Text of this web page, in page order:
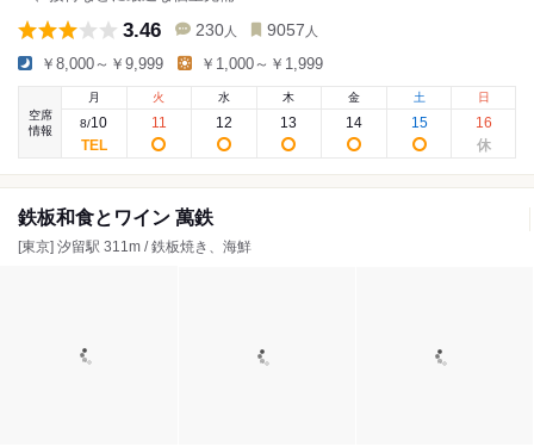
3.46 230 人 9057 人
￥8,000～￥9,999 ￥1,000～￥1,999
空席
情報
月
8/10
火
11
水
12
木
13
金
14
土
15
日
16
鉄板和食とワイン 萬鉄
[東京] 汐留駅 311m / 鉄板焼き、海鮮